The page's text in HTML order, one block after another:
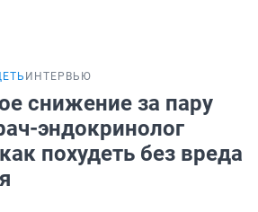
ИНТЕРВЬЮ
снижение за пару
эндокринолог
похудеть без вреда